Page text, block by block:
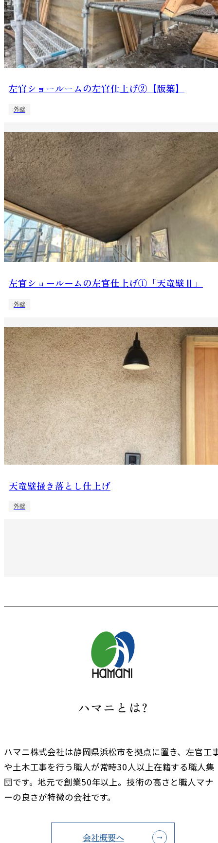
左官ショールームの左官仕上げ②【版築】
外壁
左官ショールームの左官仕上げ①「天竜壁Ⅱ」
外壁
天竜壁掻き落とし仕上げ
外壁
ハマニとは?
ハマニ株式会社は静岡県浜松市を拠点に置き、左官工
や土木工事を行う職人が常時30人以上在籍する職人集
団です。地元で創業50年以上。技術の高さと職人マナ
ーの良さが特徴の会社です。
会社概要へ